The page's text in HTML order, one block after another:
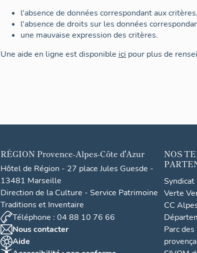
l'absence de données correspondant aux critères,
l'absence de droits sur les données
une mauvaise expression des critères.
Une aide en ligne est disponible ici pour plus de
RÉGION Provence-Alpes-Côte d'Azur
Hôtel de Région - 27 place Jules Guesde -
13481 Marseille
Direction de la Culture - Service Patrimoine
Traditions et Inventaire
Téléphone : 04 88 10 76 66
Nous contacter
Aide
NOS
Verte
CC
Parc